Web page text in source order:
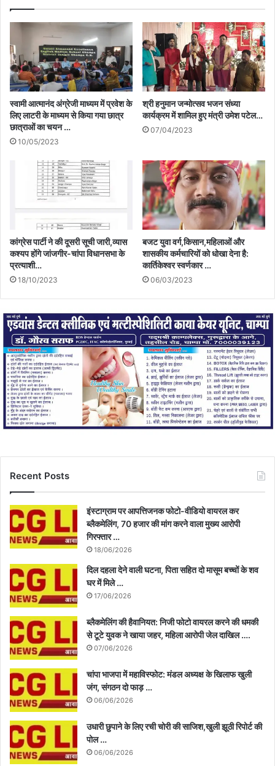
स्वामी आत्मानंद अंग्रेजी माध्यम में प्रवेश के
लिए लाटरी के माध्यम से किया गया छात्र
छात्राओं का चयन …
10/05/2023
श्री हनुमान जन्मोत्सव भजन संध्या
कार्यक्रम में शामिल हुए मंत्री उमेश पटेल…
07/04/2023
कांग्रेस पार्टी ने की दूसरी सूची जारी,व्यास
कश्यप होंगे जांजगीर-चांपा विधानसभा के
प्रत्याशी…
18/10/2023
बजट युवा वर्ग,किसान,महिलाओं और
शासकीय कर्मचारियों को धोखा देना है:
कार्तिकेश्वर स्वर्णकार …
06/03/2023
Recent Posts
इंस्टाग्राम पर आपत्तिजनक फोटो-वीडियो वायरल कर
ब्लैकमेलिंग, 70 हजार की मांग करने वाला मुख्य आरोपी
गिरफ्तार …
18/06/2026
दिल दहला देने वाली घटना, पिता सहित दो मासूम बच्चों के शव
घर में मिले …
17/06/2026
ब्लैकमेलिंग की हैवानियत: निजी फोटो वायरल करने की धमकी
से टूटे युवक ने खाया जहर, महिला आरोपी जेल दाखिल ….
07/06/2026
चांपा भाजपा में महाविस्फोट: मंडल अध्यक्ष के खिलाफ खुली
जंग, संगठन दो फाड़ …
06/06/2026
उधारी छुपाने के लिए रची चोरी की साजिश,खुली झूठी रिपोर्ट की
पोल …
06/06/2026